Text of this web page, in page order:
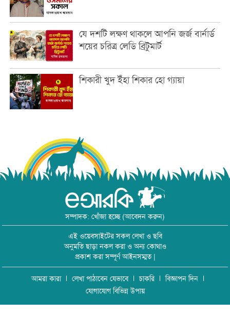
যে দশটি লক্ষণ থাকলে আপনি জর্জ বার্নার্ড
শয়ের চরিত্র লেডি ব্রিটুমার্ট
শিকারী খুদ ইঁহা শিকার হো গ্যায়া
সম্পাদক: খোঁজা হচ্ছে (আবেদন করুন)
এই ওয়েবসাইটের সকল লেখা ও ছবি
অনুমতি ছাড়া নকল করা ও অন্য কোথাও
প্রকাশ করা সম্পূর্ণ আইনসম্মত |
আমরা কারা লেখা পাঠাবেন যেভাবে চাকরি
বিজ্ঞাপন দিন
যোগাযোগ বিভিন্ন উপায়